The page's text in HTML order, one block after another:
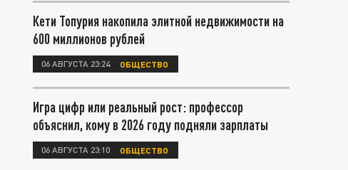
Кети Топурия накопила элитной недвижимости на
600 миллионов рублей
06 АВГУСТА 23:24 ОБЩЕСТВО
Игра цифр или реальный рост: профессор
объяснил, кому в 2026 году подняли зарплаты
06 АВГУСТА 23:10 ОБЩЕСТВО